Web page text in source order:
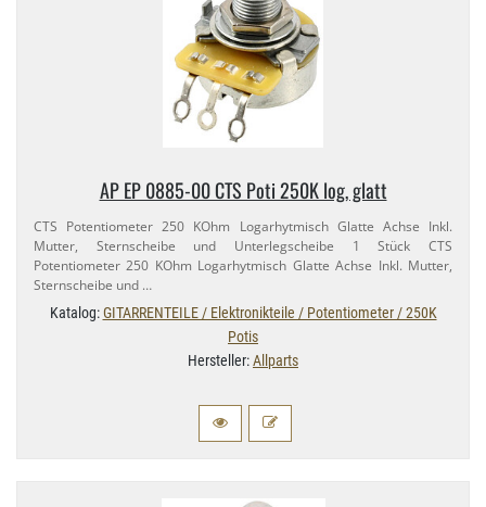
AP EP 0885-​00 CTS Poti 250K log, glatt
CTS Potentiometer 250 KOhm Logarhytmisch Glatte Achse Inkl.
Mutter, Sternscheibe und Unterlegscheibe 1 Stück CTS
Potentiometer 250 KOhm Logarhytmisch Glatte Achse Inkl. Mutter,
Sternscheibe und …
Katalog:GITARRENTEILE / Elektronikteile / Potentiometer / 250K
Potis
Hersteller:Allparts